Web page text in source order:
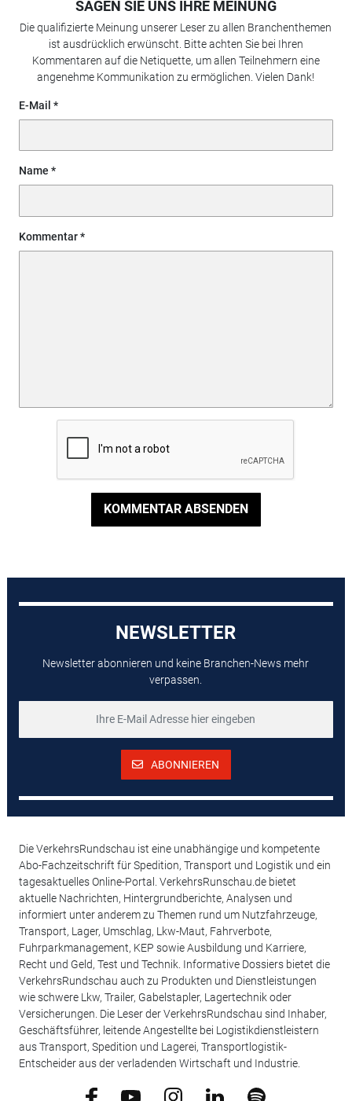
SAGEN SIE UNS IHRE MEINUNG
Die qualifizierte Meinung unserer Leser zu allen Branchenthemen
ist ausdrücklich erwünscht. Bitte achten Sie bei Ihren
Kommentaren auf die Netiquette, um allen Teilnehmern eine
angenehme Kommunikation zu ermöglichen. Vielen Dank!
E-Mail
Name
Kommentar
KOMMENTAR ABSENDEN
NEWSLETTER
Newsletter abonnieren und keine Branchen-News mehr
verpassen.
ABONNIEREN
Die VerkehrsRundschau ist eine unabhängige und kompetente
Abo-Fachzeitschrift für Spedition, Transport und Logistik und ein
tagesaktuelles Online-Portal. VerkehrsRunschau.de bietet
aktuelle Nachrichten, Hintergrundberichte, Analysen und
informiert unter anderem zu Themen rund um Nutzfahrzeuge,
Transport, Lager, Umschlag, Lkw-Maut, Fahrverbote,
Fuhrparkmanagement, KEP sowie Ausbildung und Karriere,
Recht und Geld, Test und Technik. Informative Dossiers bietet die
VerkehrsRundschau auch zu Produkten und Dienstleistungen
wie schwere Lkw, Trailer, Gabelstapler, Lagertechnik oder
Versicherungen. Die Leser der VerkehrsRundschau sind Inhaber,
Geschäftsführer, leitende Angestellte bei Logistikdienstleistern
aus Transport, Spedition und Lagerei, Transportlogistik-
Entscheider aus der verladenden Wirtschaft und Industrie.